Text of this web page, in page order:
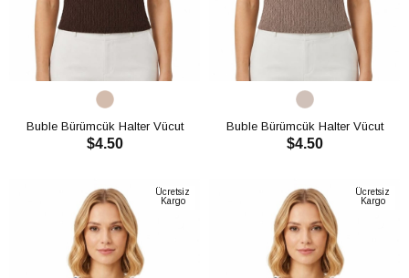
Buble Bürümcük Halter Vücut
Saran Crop CH3012
$4.50
Buble Bürümcük Halter Vücut
Saran Crop CH3012
$4.50
Ücretsiz
Kargo
Ücretsiz
Kargo